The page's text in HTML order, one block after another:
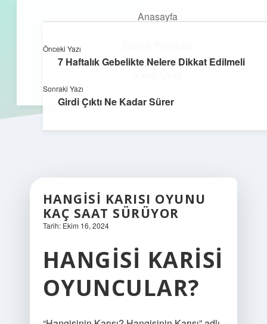
Anasayfa
aç
kefa.com.tr
HANGISI KARISI OYUNU
KAÇ SAAT SÜRÜYOR
Tarih: Ekim 16, 2024
HANGISI KARISI
OYUNCULAR?
Önceki Yazı
7 Haftalık Gebelikte Nelere Dikkat Edilmeli
Sonraki Yazı
Girdi Çıktı Ne Kadar Sürer